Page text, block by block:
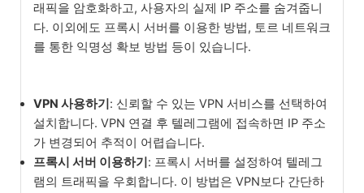
래픽을 암호화하고, 사용자의 실제 IP 주소를 숨겨줍니
다. 이외에도 프록시 서버를 이용한 방법, 토르 네트워크
를 통한 익명성 확보 방법 등이 있습니다.
VPN 사용하기: 신뢰할 수 있는 VPN 서비스를 선택하여
설치합니다. VPN 연결 후 텔레그램에 접속하면 IP 주소
가 변경되어 추적이 어렵습니다.
프록시 서버 이용하기: 프록시 서버를 설정하여 텔레그
램의 트래픽을 우회합니다. 이 방법은 VPN보다 간단하